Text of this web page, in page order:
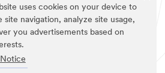
uses cookies on your device to
site navigation, analyze site usage,
you advertisements based on